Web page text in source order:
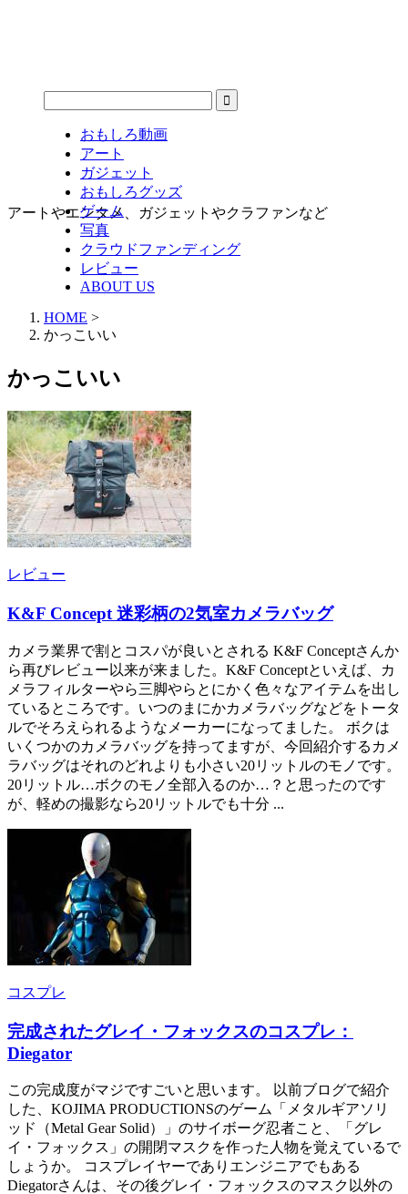
アートやエンタメ、ガジェットやクラファンなど
おもしろ動画
アート
ガジェット
おもしろグッズ
ゲーム
写真
クラウドファンディング
レビュー
ABOUT US
HOME >
かっこいい
かっこいい
レビュー
K&F Concept 迷彩柄の2気室カメラバッグ
カメラ業界で割とコスパが良いとされる K&F Conceptさんか
ら再びレビュー以来が来ました。K&F Conceptといえば、カ
メラフィルターやら三脚やらとにかく色々なアイテムを出し
ているところです。いつのまにかカメラバッグなどをトータ
ルでそろえられるようなメーカーになってました。 ボクは
いくつかのカメラバッグを持ってますが、今回紹介するカメ
ラバッグはそれのどれよりも小さい20リットルのモノです。
20リットル…ボクのモノ全部入るのか…？と思ったのです
が、軽めの撮影なら20リットルでも十分 ...
コスプレ
完成されたグレイ・フォックスのコスプレ：
Diegator
この完成度がマジですごいと思います。 以前ブログで紹介
した、KOJIMA PRODUCTIONSのゲーム「メタルギアソリ
ッド（Metal Gear Solid）」のサイボーグ忍者こと、「グレ
イ・フォックス」の開閉マスクを作った人物を覚えているで
しょうか。 コスプレイヤーでありエンジニアでもある
Diegatorさんは、その後グレイ・フォックスのマスク以外の